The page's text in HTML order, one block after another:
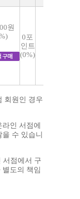
원
0포
인트
(0%)
회원인 경우
인 서점에
수 있습니
서점에서 구
도의 책임